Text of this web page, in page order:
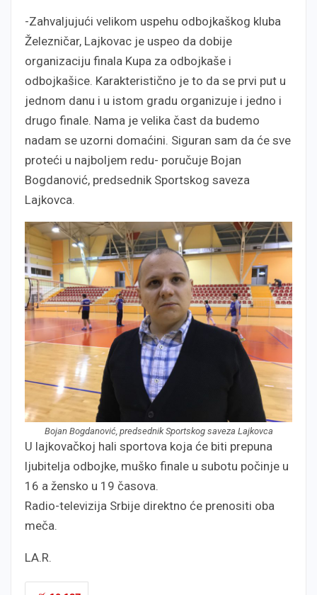
-Zahvaljujući velikom uspehu odbojkaškog kluba
Železničar, Lajkovac je uspeo da dobije
organizaciju finala Kupa za odbojkaše i
odbojkašice. Karakteristično je to da se prvi put u
jednom danu i u istom gradu organizuje i jedno i
drugo finale. Nama je velika čast da budemo
nadam se uzorni domaćini. Siguran sam da će sve
proteći u najboljem redu- poručuje Bojan
Bogdanović, predsednik Sportskog saveza
Lajkovca.
Bojan Bogdanović, predsednik Sportskog saveza Lajkovca
U lajkovačkoj hali sportova koja će biti prepuna
ljubitelja odbojke, muško finale u subotu počinje u
16 a žensko u 19 časova.
Radio-televizija Srbije direktno će prenositi oba
meča.
LA.R.